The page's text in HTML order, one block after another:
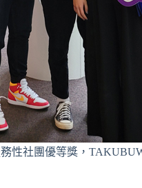
性社團優等獎，